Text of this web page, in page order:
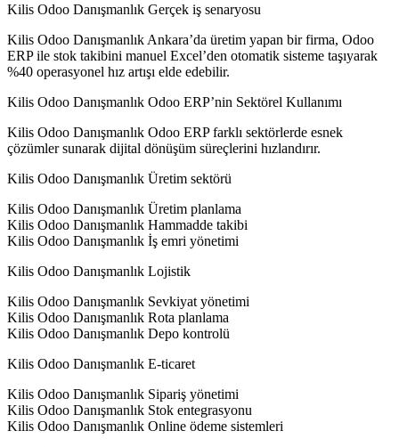
Kilis Odoo Danışmanlık Gerçek iş senaryosu
Kilis Odoo Danışmanlık Ankara’da üretim yapan bir firma, Odoo
ERP ile stok takibini manuel Excel’den otomatik sisteme taşıyarak
%40 operasyonel hız artışı elde edebilir.
Kilis Odoo Danışmanlık Odoo ERP’nin Sektörel Kullanımı
Kilis Odoo Danışmanlık Odoo ERP farklı sektörlerde esnek
çözümler sunarak dijital dönüşüm süreçlerini hızlandırır.
Kilis Odoo Danışmanlık Üretim sektörü
Kilis Odoo Danışmanlık Üretim planlama
Kilis Odoo Danışmanlık Hammadde takibi
Kilis Odoo Danışmanlık İş emri yönetimi
Kilis Odoo Danışmanlık Lojistik
Kilis Odoo Danışmanlık Sevkiyat yönetimi
Kilis Odoo Danışmanlık Rota planlama
Kilis Odoo Danışmanlık Depo kontrolü
Kilis Odoo Danışmanlık E-ticaret
Kilis Odoo Danışmanlık Sipariş yönetimi
Kilis Odoo Danışmanlık Stok entegrasyonu
Kilis Odoo Danışmanlık Online ödeme sistemleri